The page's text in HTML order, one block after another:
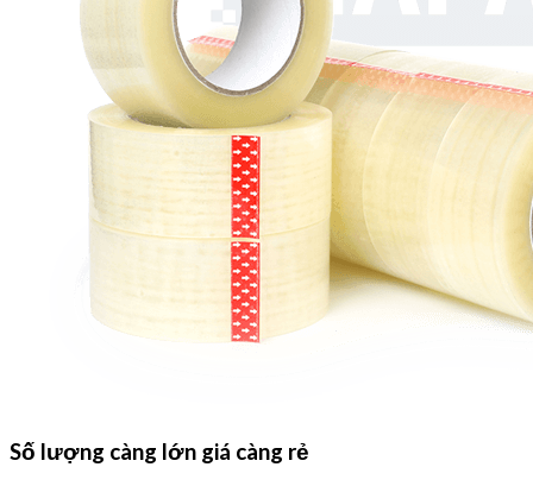
Số lượng càng lớn giá càng rẻ